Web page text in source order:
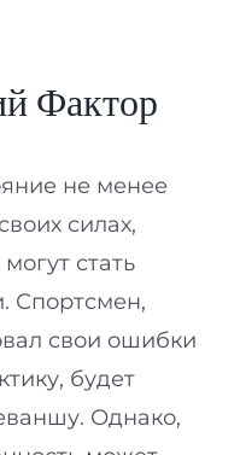
Фактор
не менее
силах,
стать
Спортсмен,
свои ошибки
будет
Однако,